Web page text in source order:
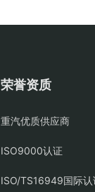
荣誉资质
重汽优质供应商
ISO9000认证
ISO/TS16949国际认